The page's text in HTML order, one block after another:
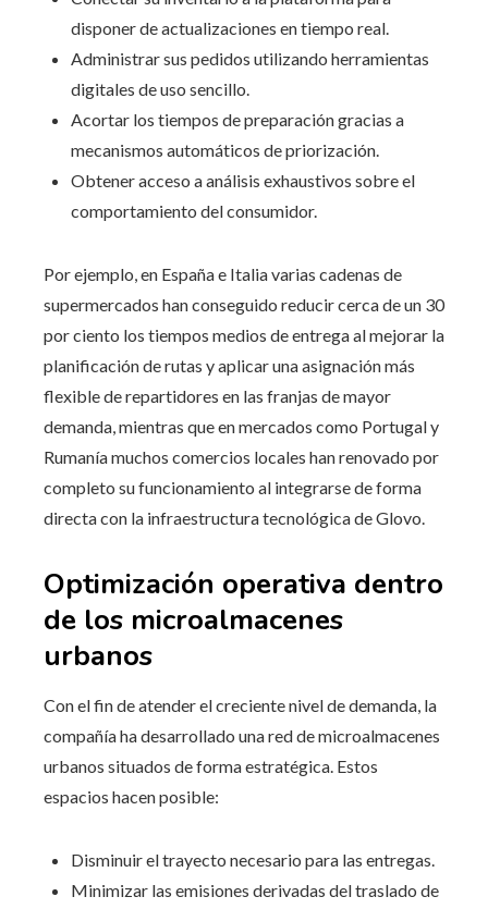
disponer de actualizaciones en tiempo real.
Administrar sus pedidos utilizando herramientas
digitales de uso sencillo.
Acortar los tiempos de preparación gracias a
mecanismos automáticos de priorización.
Obtener acceso a análisis exhaustivos sobre el
comportamiento del consumidor.
Por ejemplo, en España e Italia varias cadenas de
supermercados han conseguido reducir cerca de un 30
por ciento los tiempos medios de entrega al mejorar la
planificación de rutas y aplicar una asignación más
flexible de repartidores en las franjas de mayor
demanda, mientras que en mercados como Portugal y
Rumanía muchos comercios locales han renovado por
completo su funcionamiento al integrarse de forma
directa con la infraestructura tecnológica de Glovo.
Optimización operativa dentro
de los microalmacenes
urbanos
Con el fin de atender el creciente nivel de demanda, la
compañía ha desarrollado una red de microalmacenes
urbanos situados de forma estratégica. Estos
espacios hacen posible:
Disminuir el trayecto necesario para las entregas.
Minimizar las emisiones derivadas del traslado de